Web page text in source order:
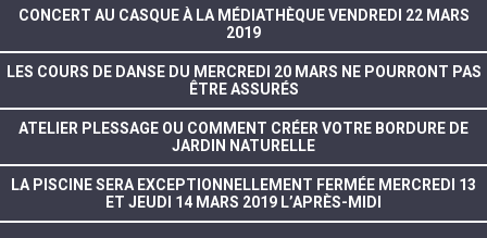
CONCERT AU CASQUE À LA MÉDIATHÈQUE VENDREDI 22 MARS
2019
LES COURS DE DANSE DU MERCREDI 20 MARS NE POURRONT PAS
ÊTRE ASSURÉS
ATELIER PLESSAGE OU COMMENT CRÉER VOTRE BORDURE DE
JARDIN NATURELLE
LA PISCINE SERA EXCEPTIONNELLEMENT FERMÉE MERCREDI 13
ET JEUDI 14 MARS 2019 L’APRÈS-MIDI